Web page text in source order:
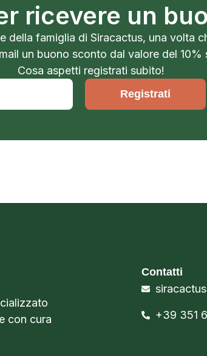
ricevere un
della famiglia di Siracactus, una volta
un buono sconto dal valore del 10%
Cosa aspetti registrati subito!
Registrati
con cura
Contatti
+39 351